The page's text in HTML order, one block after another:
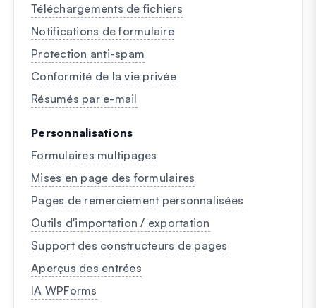
Téléchargements de fichiers
Notifications de formulaire
Protection anti-spam
Conformité de la vie privée
Résumés par e-mail
Personnalisations
Formulaires multipages
Mises en page des formulaires
Pages de remerciement personnalisées
Outils d'importation / exportation
Support des constructeurs de pages
Aperçus des entrées
IA WPForms